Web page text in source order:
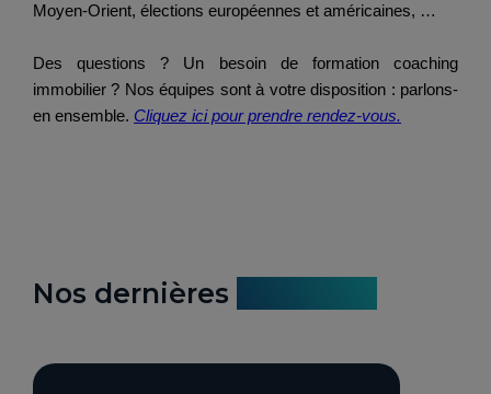
Moyen-Orient, élections européennes et américaines, …
Des questions ? Un besoin de formation coaching
immobilier ? Nos équipes sont à votre disposition : parlons-
en ensemble. Cliquez ici pour prendre rendez-vous.
Nos dernières